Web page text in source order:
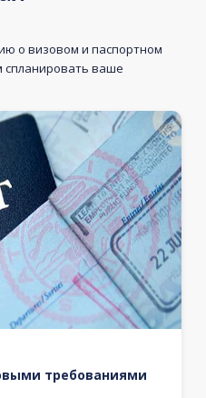
о визовом и паспортном
ваше
требованиями